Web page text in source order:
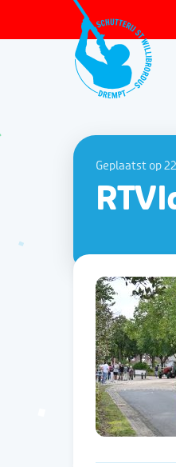
Geplaatst op